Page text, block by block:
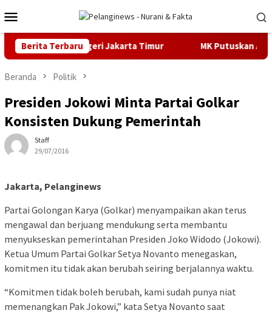
ke
kontenMobile
Berita TerbaruNegeri Jakarta Timur MK Putuskan
Beranda Politik
Presiden Jokowi Minta Partai Golkar
Konsisten Dukung Pemerintah
Staff
29/07/2016
Jakarta, Pelanginews
Partai Golongan Karya (Golkar) menyampaikan akan terus
mengawal dan berjuang mendukung serta membantu
menyukseskan pemerintahan Presiden Joko Widodo (Jokowi).
Ketua Umum Partai Golkar Setya Novanto menegaskan,
komitmen itu tidak akan berubah seiring berjalannya waktu.
“Komitmen tidak boleh berubah, kami sudah punya niat
memenangkan Pak Jokowi,” kata Setya Novanto saat